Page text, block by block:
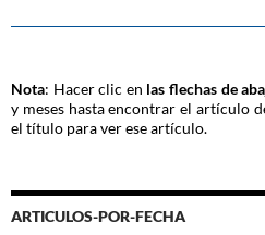
Nota: Hacer clic en las flechas de
y meses hasta encontrar el artículo
el título para ver ese artículo.
ARTICULOS-POR-FECHA